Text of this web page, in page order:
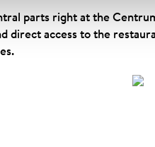
parts right at the
direct access to the